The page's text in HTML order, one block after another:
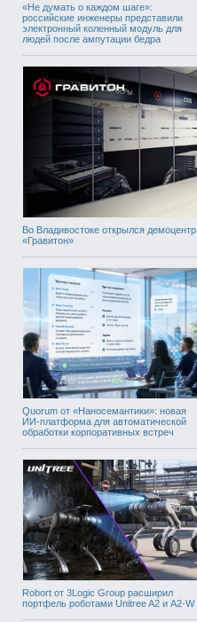
«Не думать о каждом шаге»:
российские инженеры представили
электронный коленный модуль для
людей после ампутации бедра
Во Владивостоке открылся демоцентр
«Гравитон»
Quorum от «Наносемантики»: новая
ИИ-платформа для автоматической
обработки корпоративных встреч
Robort от 3Logic Group расширил
портфель роботами Unitree A2 и A2-W